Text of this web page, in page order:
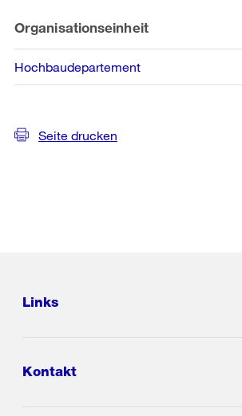
Organisationseinheit
Hochbaudepartement
Seite drucken
Links
Kontakt